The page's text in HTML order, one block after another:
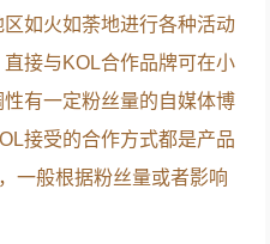
如火如荼地进行各种活动
接与KOL合作品牌可在小
有一定粉丝量的自媒体博
接受的合作方式都是产品
一般根据粉丝量或者影响